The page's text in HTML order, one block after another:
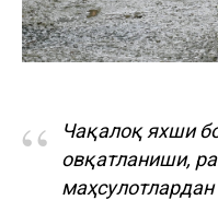
“
Чақалоқ яхши
овқатланиши,